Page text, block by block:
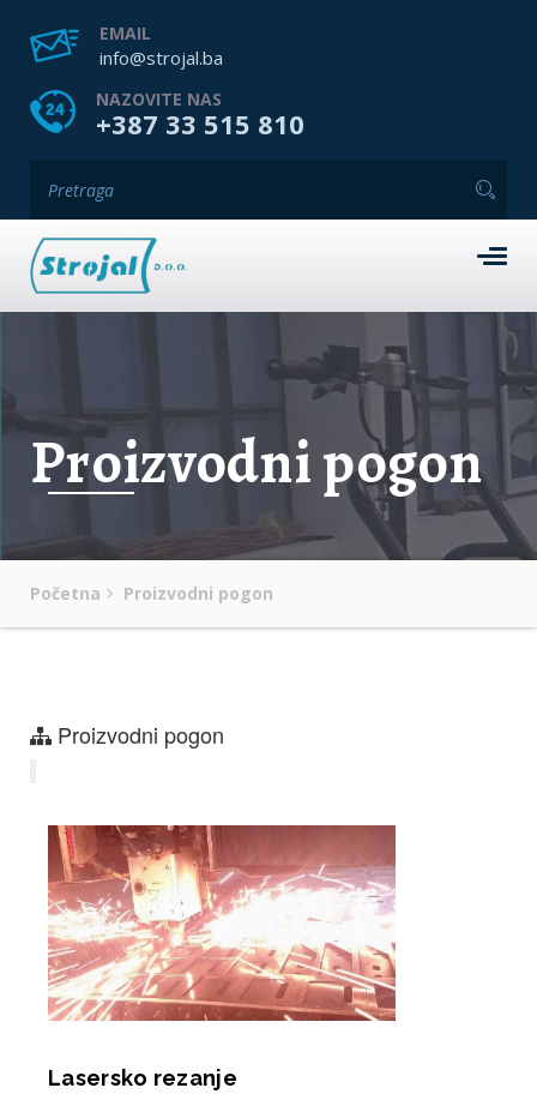
EMAIL
info@strojal.ba
NAZOVITE NAS
+387 33 515 810
Proizvodni pogon
Početna Proizvodni pogon
Proizvodni pogon
Lasersko rezanje